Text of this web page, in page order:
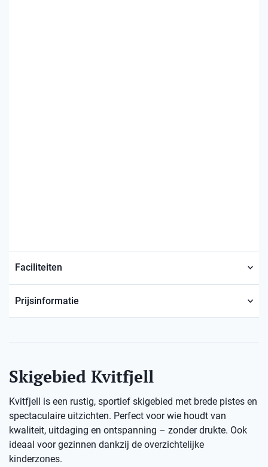
Faciliteiten
Prijsinformatie
Skigebied Kvitfjell
Kvitfjell is een rustig, sportief skigebied met brede pistes en
spectaculaire uitzichten. Perfect voor wie houdt van
kwaliteit, uitdaging en ontspanning – zonder drukte. Ook
ideaal voor gezinnen dankzij de overzichtelijke
kinderzones.